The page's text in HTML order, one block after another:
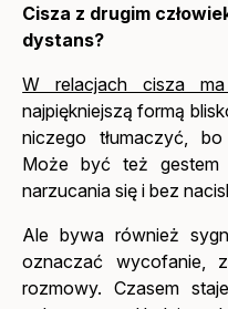
Cisza z drugim
dystans?
W relacjach cisza
najpiękniejszą formą
niczego tłumaczyć,
Może być też gestem
narzucania się i bez
Ale bywa również
oznaczać wycofanie,
rozmowy. Czasem